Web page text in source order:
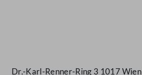
Dr.-Karl-Renner-Ring 3 1017 Wien